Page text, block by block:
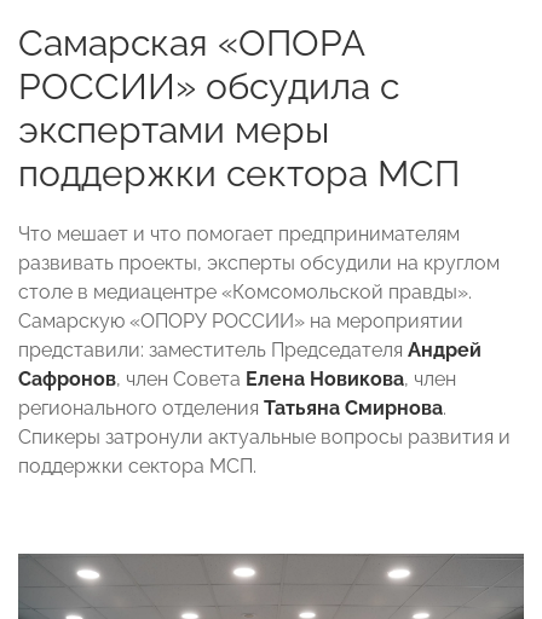
Самарская «ОПОРА
РОССИИ» обсудила с
экспертами меры
поддержки сектора МСП
Что мешает и что помогает предпринимателям
развивать проекты, эксперты обсудили на круглом
столе в медиацентре «Комсомольской правды».
Самарскую «ОПОРУ РОССИИ» на мероприятии
представили: заместитель Председателя Андрей
Сафронов, член Совета Елена Новикова, член
регионального отделения Татьяна Смирнова.
Спикеры затронули актуальные вопросы развития и
поддержки сектора МСП.